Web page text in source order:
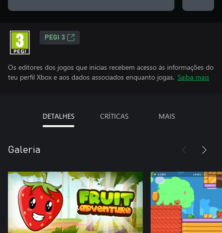
PEGI 3
Os editores dos jogos que inicias recebem acesso às informações do
teu perfil Xbox e aos dados associados enquanto jogas. Saiba mais
DETALHES CRÍTICAS MAIS
Galeria